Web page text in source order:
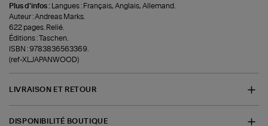
Plus d'infos :
Langues : Français, Anglais, Allemand.
Auteur : Andreas Marks.
622 pages. Relié.
Éditions : Taschen.
ISBN : 9783836563369.
(ref-XLJAPANWOOD)
LIVRAISON ET RETOUR
DISPONIBILITÉ BOUTIQUE